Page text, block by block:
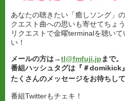
あなたの聴きたい「癒しソング」
クエスト曲への思いも寄せてちょ
リクエストで金曜terminalを聴い
い！
メールの方は→tl@fmfuji.jp まで。
番組ハッシュタグは『＃domikick
たくさんのメッセージをお待ちし
番組Twitterもチェキ！